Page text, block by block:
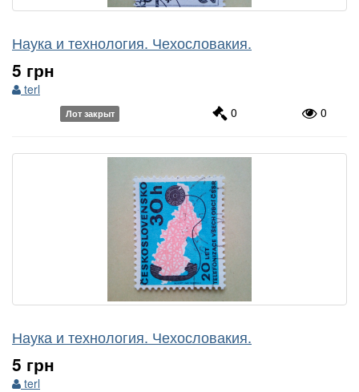
Наука и технология. Чехословакия.
5 грн
terl
Лот закрыт 0 0
Наука и технология. Чехословакия.
5 грн
terl